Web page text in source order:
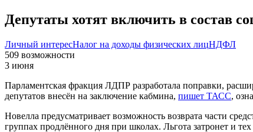
Депутаты хотят включить в состав
Личный интересНалог на доходы физических лицНДФЛ
509 возможности
3 июня
Парламентская фракция ЛДПР разработала поправки,
депутатов внесён на заключение кабмина, пишет ТАСС,
Новелла предусматривает возможность возврата части
группах продлённого дня при школах. Льгота затронет и